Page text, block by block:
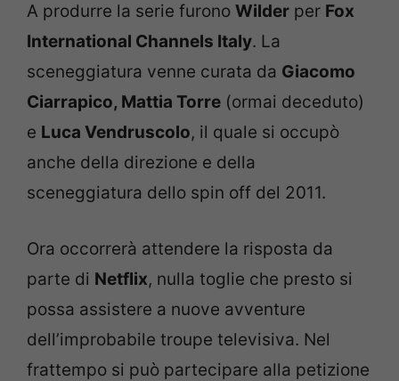
A produrre la serie furono Wilder per Fox
International Channels Italy. La
sceneggiatura venne curata da Giacomo
Ciarrapico, Mattia Torre (ormai deceduto)
e Luca Vendruscolo, il quale si occupò
anche della direzione e della
sceneggiatura dello spin off del 2011.
Ora occorrerà attendere la risposta da
parte di Netflix, nulla toglie che presto si
possa assistere a nuove avventure
dell’improbabile troupe televisiva. Nel
frattempo si può partecipare alla petizione